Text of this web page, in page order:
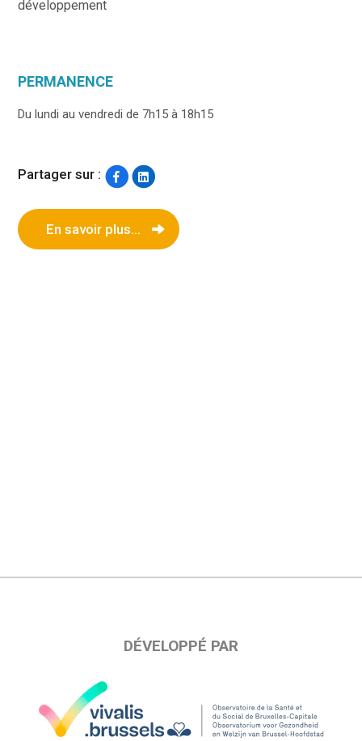
développement
PERMANENCE
Du lundi au vendredi de 7h15 à 18h15
Partager sur :
En savoir plus...
DÉVELOPPÉ PAR